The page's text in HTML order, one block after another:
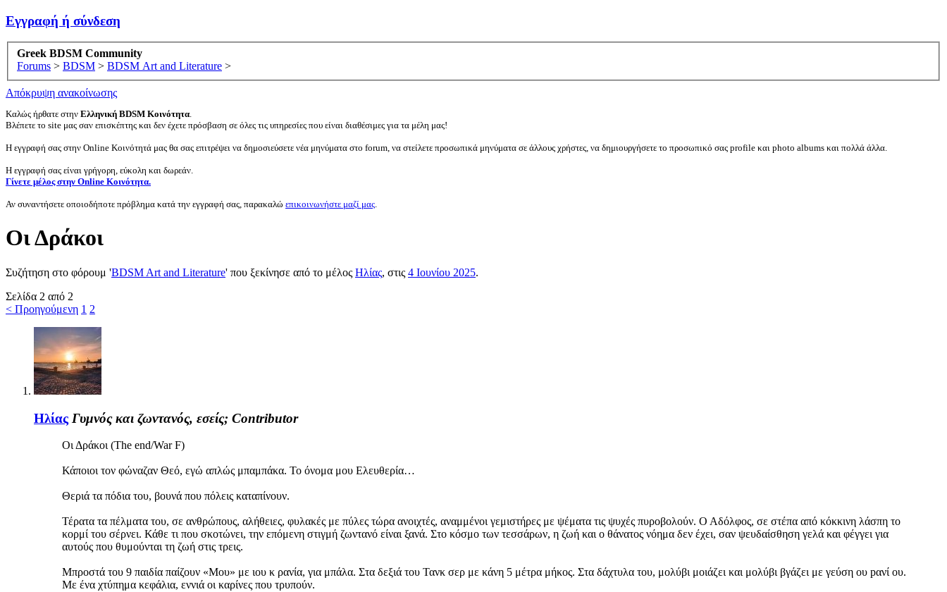
Εγγραφή ή σύνδεση
Greek BDSM Community
Forums > BDSM > BDSM Art and Literature >
Απόκρυψη ανακοίνωσης
Καλώς ήρθατε στην Ελληνική BDSM Κοινότητα.
Βλέπετε το site μας σαν επισκέπτης και δεν έχετε πρόσβαση σε όλες τις υπηρεσίες που είναι διαθέσιμες για τα μέλη μας!
Η εγγραφή σας στην Online Κοινότητά μας θα σας επιτρέψει να δημοσιεύσετε νέα μηνύματα στο forum, να στείλετε προσωπικά μηνύματα σε άλλους χρήστες, να δημιουργήσετε το προσωπικό σας profile και photo albums και πολλά άλλα.
Η εγγραφή σας είναι γρήγορη, εύκολη και δωρεάν.
Γίνετε μέλος στην Online Κοινότητα.
Αν συναντήσετε οποιοδήποτε πρόβλημα κατά την εγγραφή σας, παρακαλώ επικοινωνήστε μαζί μας.
Οι Δράκοι
Συζήτηση στο φόρουμ 'BDSM Art and Literature' που ξεκίνησε από το μέλος Ηλίας, στις 4 Ιουνίου 2025.
Σελίδα 2 από 2
< Προηγούμενη 1 2
Ηλίας Γυμνός και ζωντανός, εσείς; Contributor
Οι Δράκοι (The end/War F)
Κάποιοι τον φώναζαν Θεό, εγώ απλώς μπαμπάκα. Το όνομα μου Ελευθερία…
Θεριά τα πόδια του, βουνά που πόλεις καταπίνουν.
Τέρατα τα πέλματα του, σε ανθρώπους, αλήθειες, φυλακές με πύλες τώρα ανοιχτές, αναμμένοι γεμιστήρες με ψέματα τις ψυχές πυροβολούν. Ο Αδόλφος, σε στέπα από κόκκινη λάσπη το
κορμί του σέρνει. Κάθε τι που σκοτώνει, την επόμενη στιγμή ζωντανό είναι ξανά. Στο κόσμο των τεσσάρων, η ζωή και ο θάνατος νόημα δεν έχει, σαν ψευδαίσθηση γελά και φέγγει για
αυτούς που θυμούνται τη ζωή στις τρεις.
Μπροστά του 9 παιδία παίζουν «Μου» με ιου κ ρανία, για μπάλα. Στα δεξιά του Τανκ σερ με κάνη 5 μέτρα μήκος. Στα δάχτυλα του, μολύβι μοιάζει και μολύβι βγάζει με γεύση ου pανί ου.
Με ένα χτύπημα κεφάλια, εννιά οι καρίνες που τρυπούν.